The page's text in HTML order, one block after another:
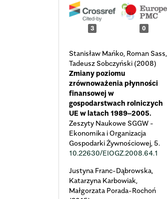
3 0
Stanisław Mańko, Roman Sass,
Tadeusz Sobczyński (2008)
Zmiany poziomu
zrównoważenia płynności
finansowej w
gospodarstwach rolniczych
UE w latach 1989–2005.
Zeszyty Naukowe SGGW -
Ekonomika i Organizacja
Gospodarki Żywnościowej, 5.
10.22630/EIOGZ.2008.64.1
Justyna Franc-Dąbrowska,
Katarzyna Karbowiak,
Małgorzata Porada-Rochoń